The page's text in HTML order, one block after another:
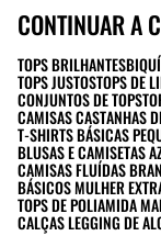
CONTINUAR A
TOPS BRILHANTES
TOPS JUSTOSTOPS DE
CONJUNTOS DE TOPS
CAMISAS CASTANHAS
T-SHIRTS BÁSICAS
BLUSAS E CAMISETAS
CAMISAS FLUÍDAS
BÁSICOS MULHER
TOPS DE POLIAMIDA
CALÇAS LEGGING DE